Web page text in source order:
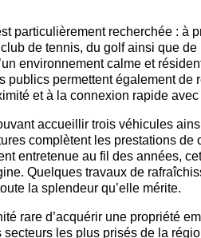
particulièrement recherchée : à
de tennis, du golf ainsi que
environnement calme et
publics permettent également
et à la connexion rapide avec
accueillir trois véhicules
complètent les prestations de
entretenue au fil des années,
Quelques travaux de
la splendeur qu’elle mérite.
rare d’acquérir une propriété
secteurs les plus prisés de la